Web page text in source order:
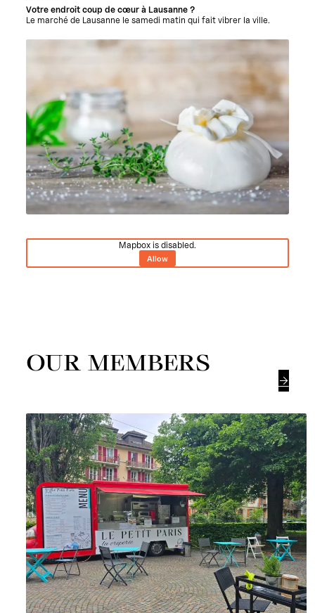
Votre endroit coup de cœur à Lausanne ?
Le marché de Lausanne le samedi matin qui fait vibrer la ville.
Mapbox is disabled.
Allow
OUR MEMBERS
